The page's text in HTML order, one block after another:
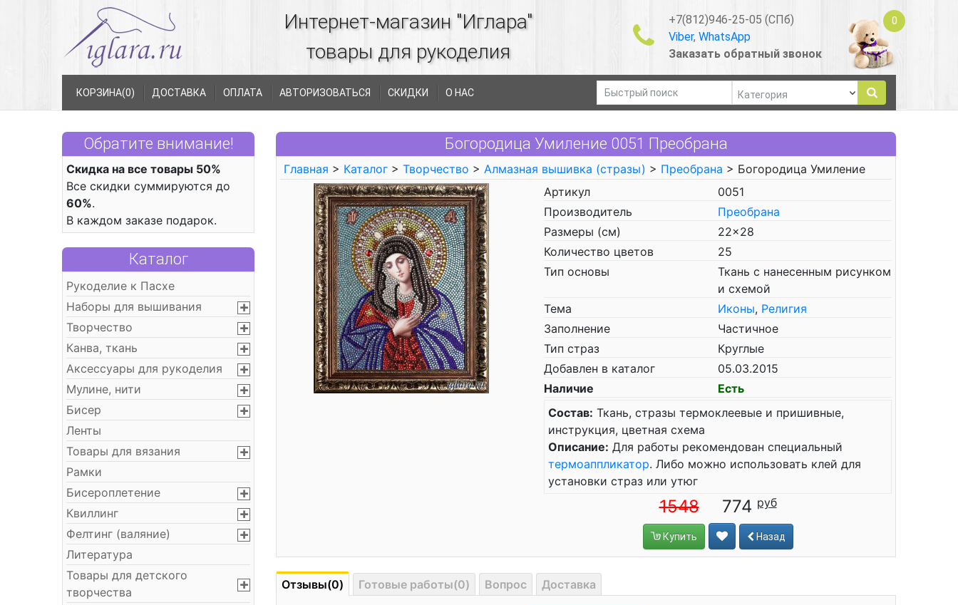
Интернет-магазин "Иглара"
товары для рукоделия
+7(812)946-25-05 (СПб)
Viber, WhatsApp
Заказать обратный звонок
0
КОРЗИНА(0) ДОСТАВКА ОПЛАТА АВТОРИЗОВАТЬСЯ СКИДКИ О НАС
Обратите внимание!
Скидка на все товары 50%
Все скидки суммируются до
60%.
В каждом заказе подарок.
Каталог
Рукоделие к Пасхе
Наборы для вышивания
Творчество
Канва, ткань
Аксессуары для рукоделия
Мулине, нити
Бисер
Ленты
Товары для вязания
Рамки
Бисероплетение
Квиллинг
Фелтинг (валяние)
Литература
Товары для детского
творчества
Богородица Умиление 0051 Преобрана
Главная > Каталог > Творчество > Алмазная вышивка (стразы) > Преобрана > Богородица Умиление
Артикул
0051
Производитель
Преобрана
Размеры (см)
22x28
Количество цветов
25
Тип основы
Ткань с нанесенным рисунком
и схемой
Тема
Иконы, Религия
Заполнение
Частичное
Тип страз
Круглые
Добавлен в каталог
05.03.2015
Наличие
Есть
Состав: Ткань, стразы термоклеевые и пришивные,
инструкция, цветная схема
Описание: Для работы рекомендован специальный
термоаппликатор. Либо можно использовать клей для
установки страз или утюг
1548 774
Купить Назад
Отзывы(0) Готовые работы(0) Вопрос Доставка